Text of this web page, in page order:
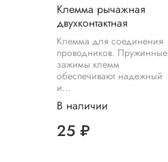
Клемма рычажная
двухконтактная
В наличии
Клемма для соединения
проводников. Пружинные
зажимы клемм
обеспечивают надежный
и...
25 ₽